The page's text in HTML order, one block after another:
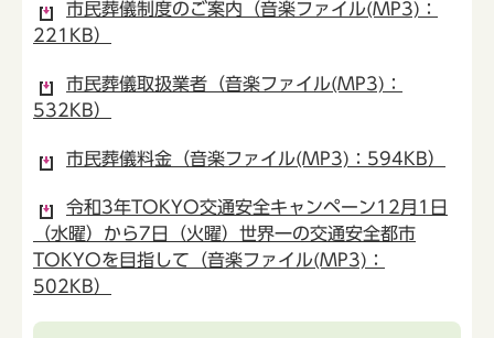
市民葬儀制度のご案内（音楽ファイル(MP3)：
221KB）
市民葬儀取扱業者（音楽ファイル(MP3)：
532KB）
市民葬儀料金（音楽ファイル(MP3)：594KB）
令和3年TOKYO交通安全キャンペーン12月1日
（水曜）から7日（火曜）世界一の交通安全都市
TOKYOを目指して（音楽ファイル(MP3)：
502KB）